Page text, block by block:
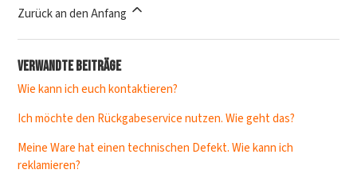
Zurück an den Anfang
Verwandte Beiträge
Wie kann ich euch kontaktieren?
Ich möchte den Rückgabeservice nutzen. Wie geht das?
Meine Ware hat einen technischen Defekt. Wie kann ich
reklamieren?